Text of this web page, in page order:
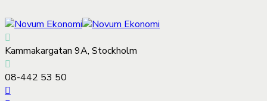
Kammakargatan 9A, Stockholm
08-442 53 50